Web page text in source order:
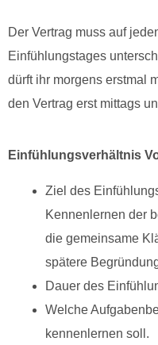
Der Vertrag muss auf
Einfühlungstages
dürft ihr morgens erstmal
den Vertrag erst mittags
Einfühlungsverhältnis
Ziel des
Kennenlernen der
die gemeinsame
spätere
Dauer des
Welche
kennenlernen soll.